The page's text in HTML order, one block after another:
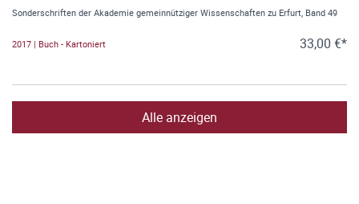
Sonderschriften der Akademie gemeinnütziger Wissenschaften zu Erfurt, Band 49
2017 | Buch - Kartoniert 33,00 €*
Alle anzeigen